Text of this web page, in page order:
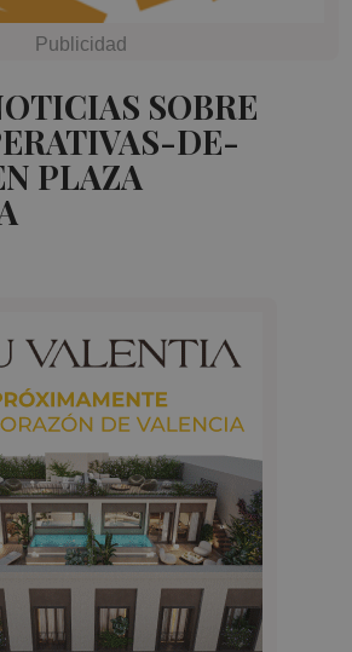
SOBRE
DE-
PLAZA